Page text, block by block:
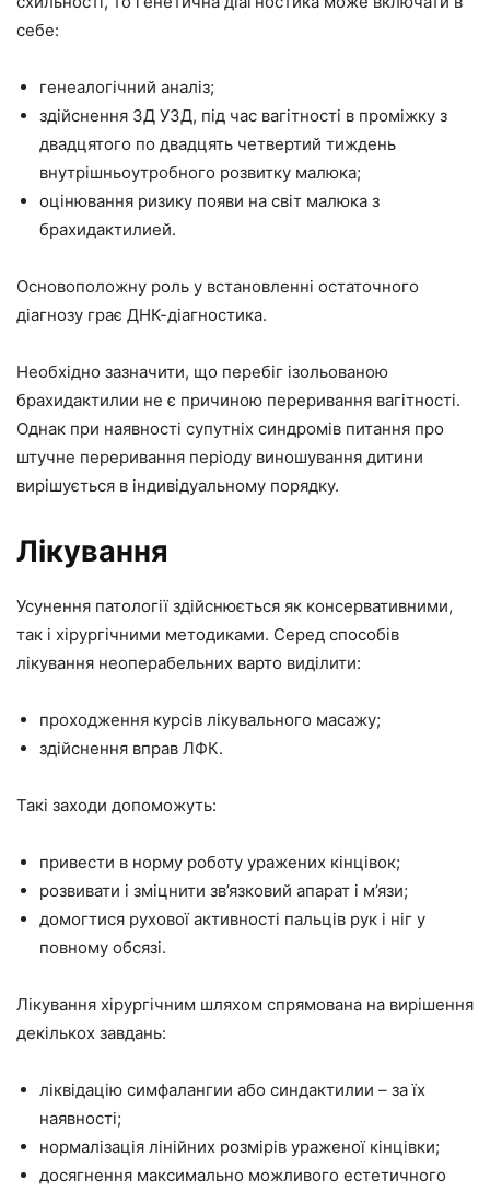
себе:
генеалогічний аналіз;
здійснення 3Д УЗД, під час вагітності в проміжку з
двадцятого по двадцять четвертий тиждень
внутрішньоутробного розвитку малюка;
оцінювання ризику появи на світ малюка з
брахидактилией.
Основоположну роль у встановленні остаточного
діагнозу грає ДНК-діагностика.
Необхідно зазначити, що перебіг ізольованою
брахидактилии не є причиною переривання вагітності.
Однак при наявності супутніх синдромів питання про
штучне переривання періоду виношування дитини
вирішується в індивідуальному порядку.
Лікування
Усунення патології здійснюється як консервативними,
так і хірургічними методиками. Серед способів
лікування неоперабельних варто виділити:
проходження курсів лікувального масажу;
здійснення вправ ЛФК.
Такі заходи допоможуть:
привести в норму роботу уражених кінцівок;
розвивати і зміцнити зв’язковий апарат і м’язи;
домогтися рухової активності пальців рук і ніг у
повному обсязі.
Лікування хірургічним шляхом спрямована на вирішення
декількох завдань:
ліквідацію симфалангии або синдактилии – за їх
наявності;
нормалізація лінійних розмірів ураженої кінцівки;
досягнення максимально можливого естетичного